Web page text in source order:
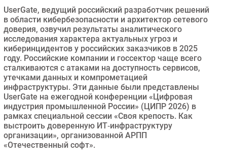
CIO/Управление ИТ
Гаджеты
Здоровье
РАЗДЕЛЫ
Новости
Аналитика
Интервью
Мероприятия
Проекты
UserGate, ведущий российский разработчик решений
в области кибербезопасности и архитектор сетевого
доверия, озвучил результаты аналитического
исследования характера актуальных угроз и
киберинцидентов у российских заказчиков в 2025
году. Российские компании и госсектор чаще всего
сталкиваются с атаками на доступность сервисов,
утечками данных и компрометацией
инфраструктуры. Эти данные были представлены
UserGate на ежегодной конференции «Цифровая
индустрия промышленной России» (ЦИПР 2026) в
рамках специальной сессии «Своя крепость. Как
выстроить доверенную ИТ‑инфраструктуру
организации», организованной АРПП
«Отечественный софт».